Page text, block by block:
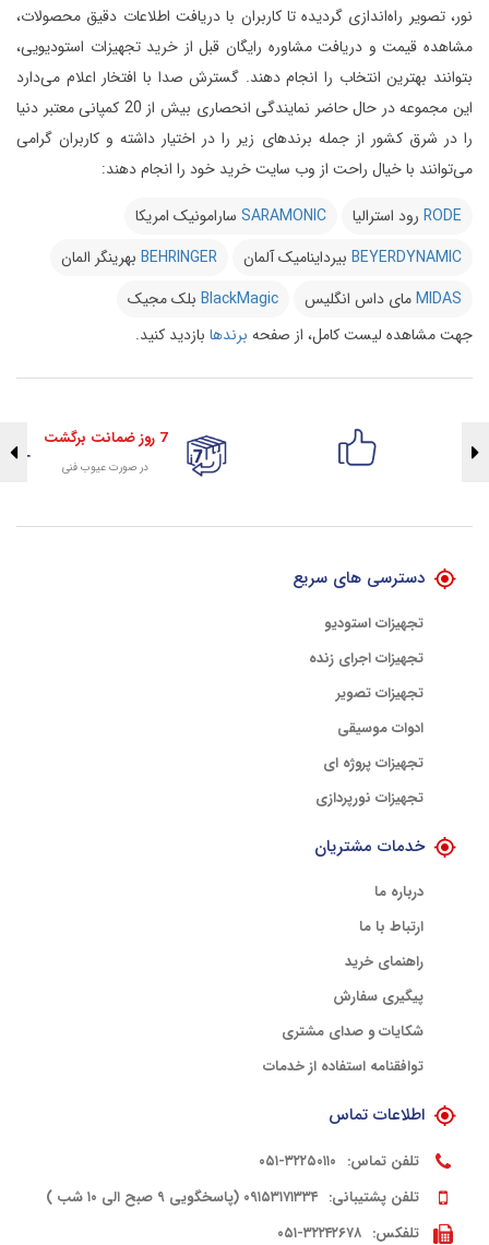
نور، تصویر راه‌اندازی گردیده تا کاربران با دریافت اطلاعات دقیق محصولات،
مشاهده قیمت و دریافت مشاوره رایگان قبل از خرید تجهیزات استودیویی،
بتوانند بهترین انتخاب را انجام دهند. گسترش صدا با افتخار اعلام می‌دارد
این مجموعه در حال حاضر نمایندگی انحصاری بیش از 20 کمپانی معتبر دنیا
را در شرق کشور از جمله برندهای زیر را در اختیار داشته و کاربران گرامی
می‌توانند با خیال راحت از وب سایت خرید خود را انجام دهند:
RODE رود استرالیا SARAMONIC سارامونیک امریکا
BEYERDYNAMIC بیرداینامیک آلمان BEHRINGER بهرینگر المان
MIDASمای داس انگلیس BlackMagic بلک مجیک
جهت مشاهده لیست کامل، از صفحه برندها بازدید کنید.
7 روز ضمانت برگشت
در صورت عیوب فنی
دسترسی های سریع
تجهیزات استودیو
تجهیزات اجرای زنده
تجهیزات تصویر
ادوات موسیقی
تجهیزات پروژه ای
تجهیزات نورپردازی
خدمات مشتریان
درباره ما
ارتباط با ما
راهنمای خرید
پیگیری سفارش
شکایات و صدای مشتری
توافقنامه استفاده از خدمات
اطلاعات تماس
تلفن تماس: ۳۲۲۵۰۱۱۰-۰۵۱
تلفن پشتیبانی: ۰۹۱۵۳۱۷۱۳۳۴ (پاسخگویی ۹ صبح الی ۱۰ شب )
تلفکس: ۳۲۲۴۲۶۷۸-۰۵۱